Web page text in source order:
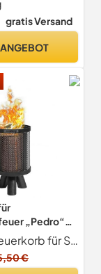
Pedro" Ø
gratis Versand
„Pedro“
Stahl
als
und Deko
Produkt Feuerkorb für Schwedenfeuer "Pedro" Fackel für den Garten Feuersäule als Wärmequelle oder Dekoration
€